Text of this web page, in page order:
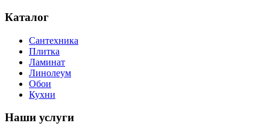
Каталог
Сантехника
Плитка
Ламинат
Линолеум
Обои
Кухни
Наши услуги